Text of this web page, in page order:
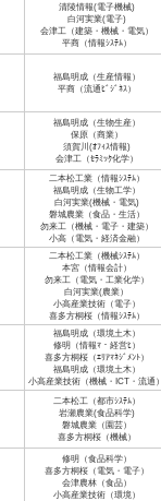
清陵情報(電子機械)
白河実業(電子)
会津工（建築・機械・電気）
平商（情報ｼｽﾃﾑ）
福島明成（生産情報）
平商（流通ﾋﾞｼﾞﾈｽ）
福島明成（生物生産）
保原（商業）
須賀川(ｵﾌｨｽ情報)
会津工（ｾﾗﾐｯｸ化学）
二本松工業（情報ｼｽﾃﾑ）
福島明成（生物工学）
白河実業(機械・電気)
磐城農業（食品・生活）
勿来工（機械・電子・建築）
小高（電気・経済金融）
二本松工業（機械ｼｽﾃﾑ）
本宮（情報会計）
勿来工（電気・工業化学）
白河実業(農業）
小高産業技術（電子）
喜多方桐桜（情報ｼｽﾃﾑ）
福島明成（環境土木）
修明（情報ﾏ・経営ﾋ）
喜多方桐桜（ｴﾘｱﾏﾈｼﾞﾒﾝﾄ）
福島明成（環境土木）
小高産業技術（機械・ICT・流通）
二本松工（都市ｼｽﾃﾑ）
岩瀬農業(食品科学)
磐城農業（園芸）
喜多方桐桜（機械）
修明（食品科学）
喜多方桐桜（電気・電子）
会津農林（食品）
小高産業技術（環境）